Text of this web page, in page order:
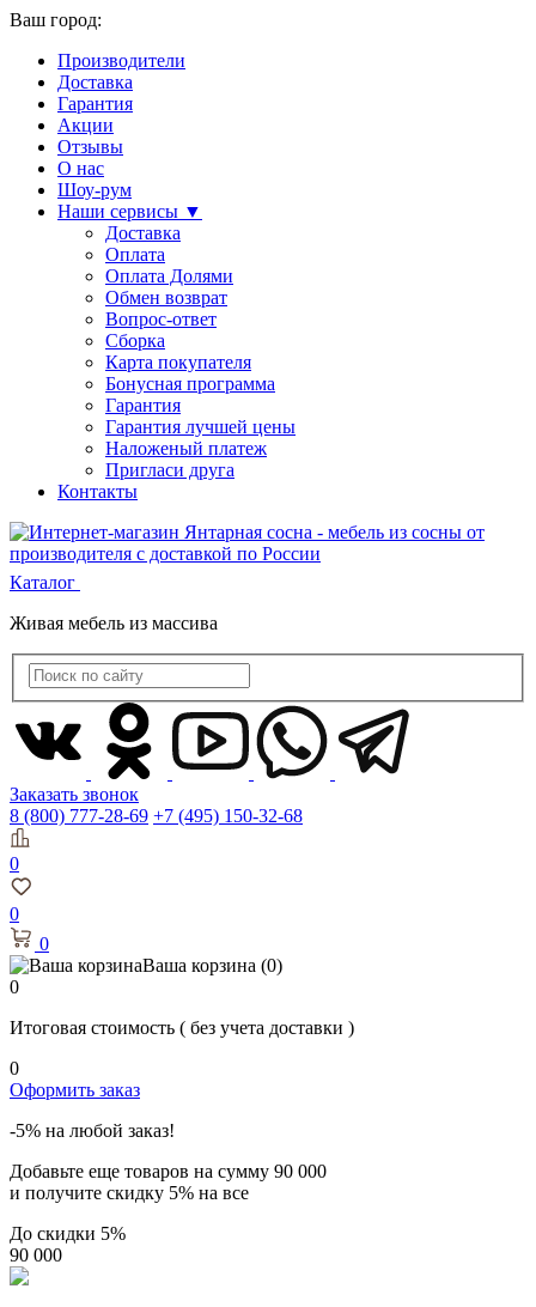
Ваш город:
Производители
Доставка
Гарантия
Акции
Отзывы
О нас
Шоу-рум
Наши сервисы ▼
Доставка
Оплата
Оплата Долями
Обмен возврат
Вопрос-ответ
Сборка
Карта покупателя
Бонусная программа
Гарантия
Гарантия лучшей цены
Наложеный платеж
Пригласи друга
Контакты
Каталог
Живая мебель из массива
Заказать звонок
8 (800) 777-28-69 +7 (495) 150-32-68
0
0
0
Ваша корзина (0)
0
Итоговая стоимость ( без учета доставки )
0
Оформить заказ
-5% на любой заказ!
Добавьте еще товаров на сумму 90 000
и получите скидку 5% на все
До скидки 5%
90 000